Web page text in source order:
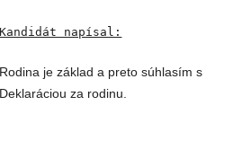
Kandidát napísal:
Rodina je základ a preto súhlasím s
Deklaráciou za rodinu.